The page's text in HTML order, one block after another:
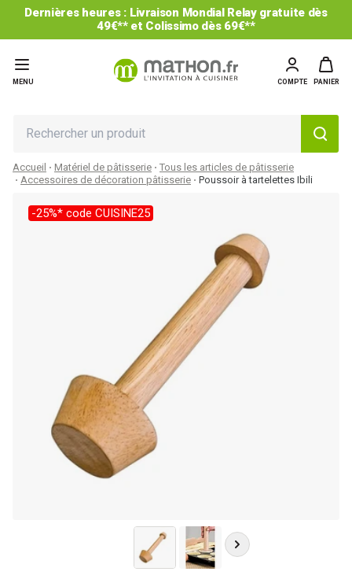
Dernières heures : Livraison Mondial Relay gratuite dès
49€** et Colissimo dès 69€**
MENU COMPTE PANIER
Accueil Matériel de pâtisserie
Tous les articles de pâtisserie
Accessoires de décoration pâtisserie
Poussoir à tartelettes Ibili
-25%* code CUISINE25